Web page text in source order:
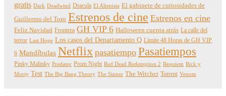
gratis Dark Deadwind Dracula El Alienista El gabinete de curiosidades de
Guillermo del Toro Estrenos de cine Estrenos en cine
Feliz Navidad Frontera GH VIP 6 Halloween cuenta atrás La calle del
terror Last Hope Los casos del Departamento Q Límite 48 Horas de GH VIP
6 Mandíbulas Netflix pasatiempo Pasatiempos
Pinky Malinky Predator Prom Night Red Dead Redemption 2 Requiem Rick y
Morty Test The Big Bang Theory The Sinner The Witcher Torrent Venom